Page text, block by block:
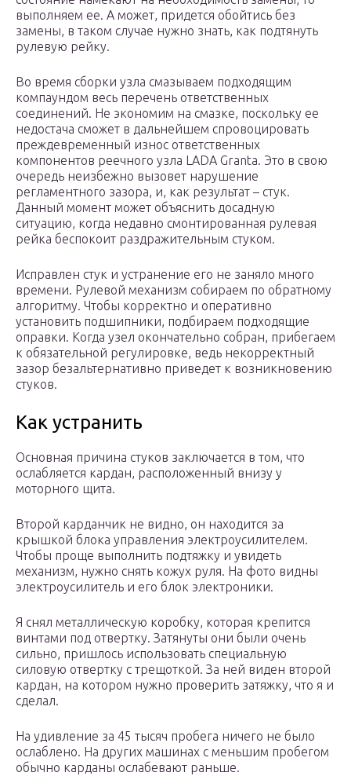
выполняем ее. А может, придется обойтись без
замены, в таком случае нужно знать, как подтянуть
рулевую рейку.
Во время сборки узла смазываем подходящим
компаундом весь перечень ответственных
соединений. Не экономим на смазке, поскольку ее
недостача сможет в дальнейшем спровоцировать
преждевременный износ ответственных
компонентов реечного узла LADA Granta. Это в свою
очередь неизбежно вызовет нарушение
регламентного зазора, и, как результат – стук.
Данный момент может объяснить досадную
ситуацию, когда недавно смонтированная рулевая
рейка беспокоит раздражительным стуком.
Исправлен стук и устранение его не заняло много
времени. Рулевой механизм собираем по обратному
алгоритму. Чтобы корректно и оперативно
установить подшипники, подбираем подходящие
оправки. Когда узел окончательно собран, прибегаем
к обязательной регулировке, ведь некорректный
зазор безальтернативно приведет к возникновению
стуков.
Как устранить
Основная причина стуков заключается в том, что
ослабляется кардан, расположенный внизу у
моторного щита.
Второй карданчик не видно, он находится за
крышкой блока управления электроусилителем.
Чтобы проще выполнить подтяжку и увидеть
механизм, нужно снять кожух руля. На фото видны
электроусилитель и его блок электроники.
Я снял металлическую коробку, которая крепится
винтами под отвертку. Затянуты они были очень
сильно, пришлось использовать специальную
силовую отвертку с трещоткой. За ней виден второй
кардан, на котором нужно проверить затяжку, что я и
сделал.
На удивление за 45 тысяч пробега ничего не было
ослаблено. На других машинах с меньшим пробегом
обычно карданы ослабевают раньше.